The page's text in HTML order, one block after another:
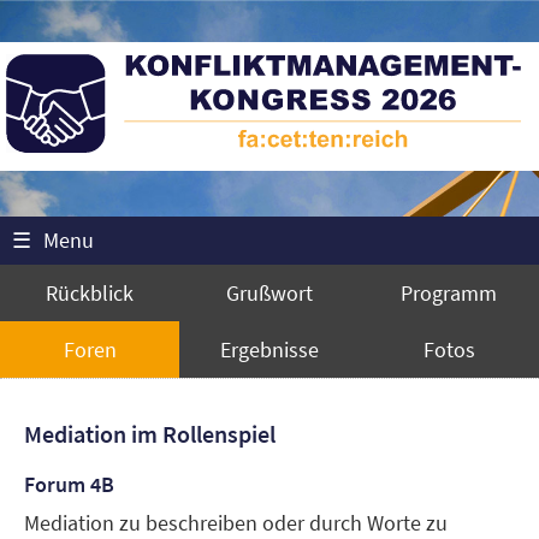
☰ Menu
Rückblick
Grußwort Programm
Foren Ergebnisse Fotos
Mediation im Rollenspiel
Forum 4B
Mediation zu beschreiben oder durch Worte zu